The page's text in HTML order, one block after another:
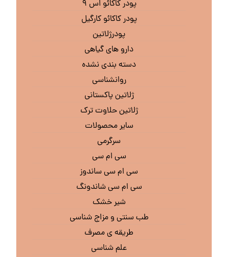
پودر کاکائو اس ۹
پودر کاکائو کارگیل
پودرژلاتین
دارو های گیاهی
دسته بندی نشده
روانشناسی
ژلاتین پاکستانی
ژلاتین حلاوت ترک
سایر محصولات
سرگرمی
سی ام سی
سی ام سی ساندوز
سی ام سی شاندونگ
شیر خشک
طب سنتی و مزاج شناسی
طریقه ی مصرف
علم شناسی